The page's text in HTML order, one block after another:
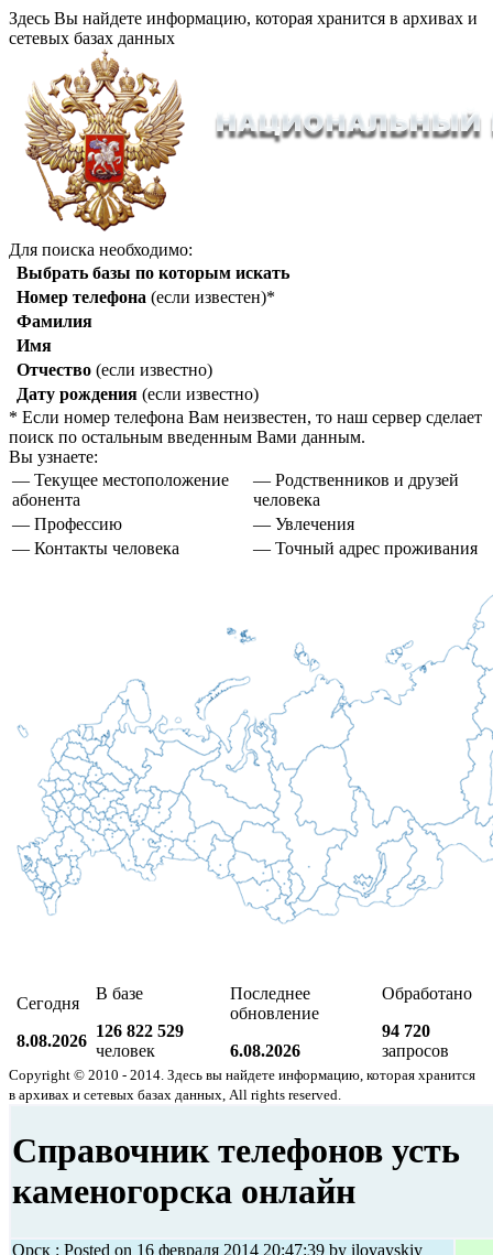
Здесь Вы найдете информацию, которая хранится в архивах и
сетевых базах данных
Для поиска необходимо:
Выбрать базы по которым искать
Номер телефона (если известен)*
Фамилия
Имя
Отчество (если известно)
Дату рождения (если известно)
* Если номер телефона Вам неизвестен, то наш сервер сделает
поиск по остальным введенным Вами данным.
Вы узнаете:
— Текущее местоположение
абонента
— Родственников и друзей
человека
— Профессию
— Увлечения
— Контакты человека
— Точный адрес проживания
Сегодня
8.08.2026
В базе
126 822 529
человек
Последнее
обновление
6.08.2026
Обработано
94 720
запросов
Copyright © 2010 - 2014. Здесь вы найдете информацию, которая хранится
в архивах и сетевых базах данных, All rights reserved.
Справочник телефонов усть
каменогорска онлайн
Орск : Posted on 16 февраля 2014 20:47:39 by ilovayskiy